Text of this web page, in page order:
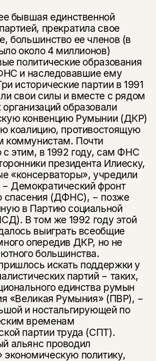
бывшая единственной
прекратила свое
большинство ее членов (в
около 4 миллионов)
политические образования
и наследовавшие ему
исторические партии в 1991
свои силы и вместе с рядом
образовали
конвенцию Румынии (ДКР)
коалицию, противостоящую
Почти
с этим, в 1992 году, сам ФНС
президента Илиеску,
«консерваторы», учредили
Демократический фронт
спасения (ДФНС), − позже
в Партию социальной
В том же 1992 году этой
выиграть всеобщие
опередив ДКР, но не
большинства.
искать поддержки у
партий − таких,
единства румын
«Великая Румыния» (ПВР), −
и ностальгирующей по
временам
партии труда (СПТ).
альянс проводил
политику,